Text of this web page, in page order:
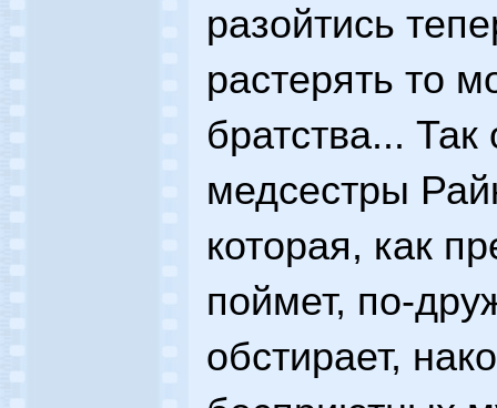
разойтись
растерять то
братства... Так
медсестры
которая, как
поймет, по-
обстирает,